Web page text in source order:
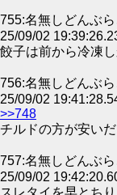
755:名無しどんぶら
25/09/02
餃子は前から冷凍
756:名無しどんぶら
25/09/02
>>748
チルドの方が安いだ
757:名無しどんぶら
25/09/02
スレタイを早とち